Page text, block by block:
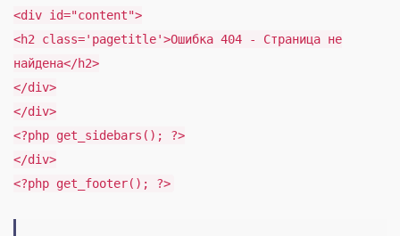
<div id="content">
<h2 class='pagetitle'>Ошибка 404 - Страница не
найдена</h2>
</div>
</div>
<?php get_sidebars(); ?>
</div>
<?php get_footer(); ?>